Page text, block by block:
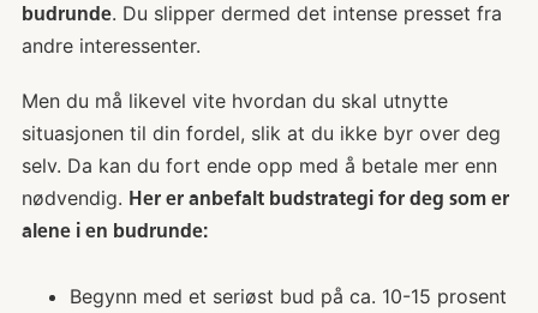
budrunde. Du slipper dermed det intense presset fra
andre interessenter.
Men du må likevel vite hvordan du skal utnytte
situasjonen til din fordel, slik at du ikke byr over deg
selv. Da kan du fort ende opp med å betale mer enn
nødvendig. Her er anbefalt budstrategi for deg som er
alene i en budrunde:
Begynn med et seriøst bud på ca. 10-15 prosent